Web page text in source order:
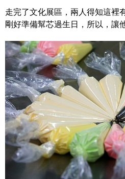
走完了文化展區，兩人得知這裡
剛好準備幫芯過生日，所以，讓